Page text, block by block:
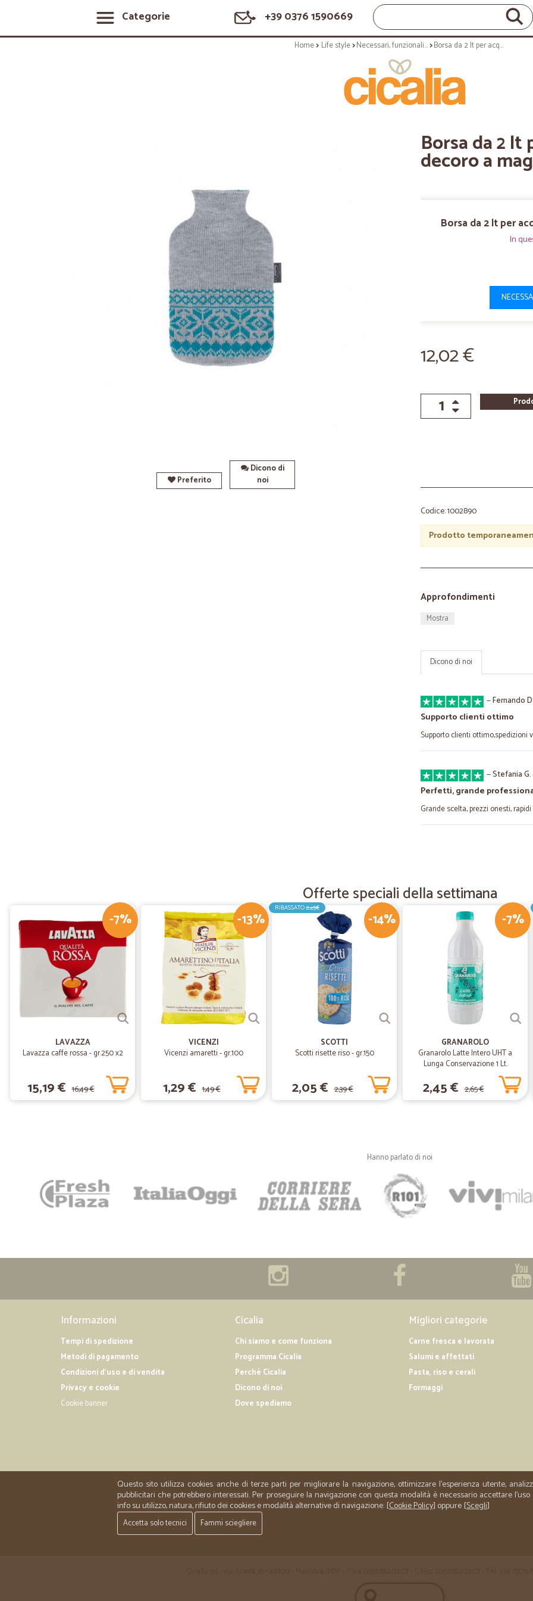
Categorie +39 0376 1590669
Home Life style Necessari, funzionali e quotidiani Borsa da 2 lt per acqua calda - decoro a maglia norvegese
Preferito
Dicono di
noi
Borsa da 2 lt
decoro a
Borsa da 2 lt per
In
12,02 €
Codice: 1002890
Prodotto
Approfondimenti
Mostra
Dicono di noi
—Fernando D.
Supporto clienti ottimo
Supporto clienti ottimo,spedizioni
—Stefania G.
Perfetti, grande
Grande scelta, prezzi onesti,
Ivana D.
Servizio veloce articoli ben
Servizio veloce articoli ben
ordinato articoli pesanti
Affidabili e puntuali
Ottimo - molto soddisfatto. Ho
eccellente. Affidabili e puntuali.
Veruschka Z.
Tutto molto bene ma le uva
Tutto molto bene ma le uva
Sono rimasto molto
Sono rimasto molto soddisfatto
Sono molto soddisfatto
Sono molto soddisfatto della
con mezzi refrigerati che
Offerte speciali della settimana
-7%
LAVAZZA
Lavazza caffe rossa - gr.250 x2
15,19 € 16,49 €
-13%
VICENZI
Vicenzi amaretti - gr.100
1,29 € 1,49 €
-14%
RIBASSATO2,45€
SCOTTI
Scotti risette riso - gr.150
2,05 € 2,39 €
-7%
GRANAROLO
Granarolo Latte Intero UHT a
Lunga Conservazione 1 Lt.
2,45 € 2,65 €
Hanno parlato di noi
Informazioni
Tempi di spedizione
Metodi di pagamento
Condizioni d'uso e di vendita
Privacy e cookie
Cookie banner
Cicalia
Chi siamo e come funziona
Programma Cicalia
Perché Cicalia
Dicono di noi
Dove spediamo
Migliori categorie
Carne fresca e lavorata
Salumi e affettati
Pasta, riso e cerali
Formaggi
Questo sito utilizza cookies anche di terze parti per migliorare la navigazione, ottimizzare l'esperienza utente,
pubblicitari che potrebbero interessati. Per proseguire la navigazione con questa modalità è necessario accettare
info su utilizzo, natura, rifiuto dei cookies e modalità alternative di navigazione: [Cookie Policy] oppure [Scegli]
Accetta solo tecnici Fammi sciegliere